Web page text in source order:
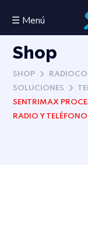
☰ Menú
Shop
SHOP
SOLUCIONES
SENTRIMAX
RADIO Y TELÉFONO